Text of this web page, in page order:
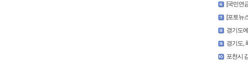
[국민연
[포토뉴스]
경기도
경기도, 폭
포천시